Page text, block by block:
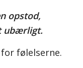
opstod,
ubærligt.
følelserne.